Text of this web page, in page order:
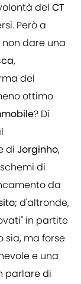
del CT
Però a
dare una
,
del
ottimo
? Di
di Jorginho,
di
da
; d'altronde,
in partite
sia, ma forse
e una
parlare di